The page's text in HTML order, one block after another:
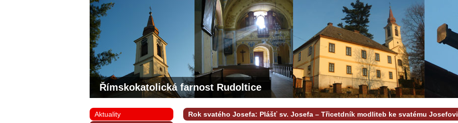
Římskokatolická farnost Rudoltice
Rok svatého Josefa: Plášť sv. Josefa – Třicetdník modliteb ke svatému Josefovi
Aktuality